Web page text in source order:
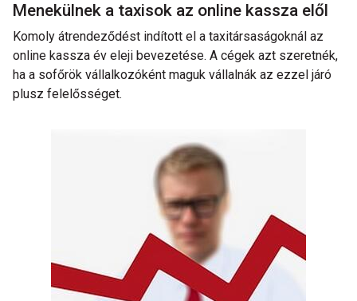
Menekülnek a taxisok az online kassza elől
Komoly átrendeződést indított el a taxitársaságoknál az
online kassza év eleji bevezetése. A cégek azt szeretnék,
ha a sofőrök vállalkozóként maguk vállalnák az ezzel járó
plusz felelősséget.